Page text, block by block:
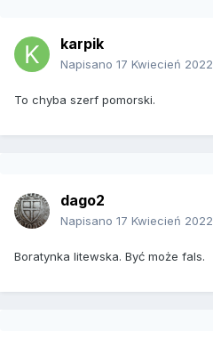
karpik
Napisano 17 Kwiecień 2022
To chyba szerf pomorski.
dago2
Napisano 17 Kwiecień 2022
Boratynka litewska. Być może fals.